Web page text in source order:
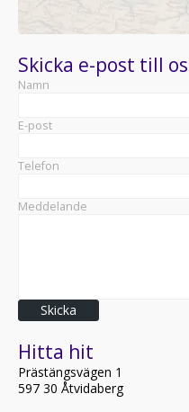
Skicka e-post till
Namn
E-post
Telefon
Meddelande
Skicka
Hitta hit
Prästängsvägen 1
597 30 Åtvidaberg